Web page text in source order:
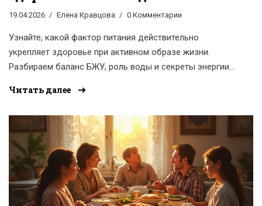
жизни
19.04.2026 Елена Кравцова 0 Комментарии
Узнайте, какой фактор питания действительно
укрепляет здоровье при активном образе жизни.
Разбираем баланс БЖУ, роль воды и секреты энергии
Читать далее